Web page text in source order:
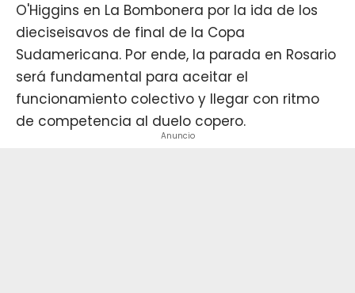
O'Higgins en La Bombonera por la ida de los
dieciseisavos de final de la Copa
Sudamericana. Por ende, la parada en Rosario
será fundamental para aceitar el
funcionamiento colectivo y llegar con ritmo
de competencia al duelo copero.
Anuncio